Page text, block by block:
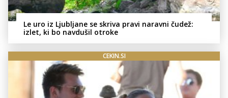
Le uro iz Ljubljane se skriva pravi naravni čudež:
izlet, ki bo navdušil otroke
CEKIN.SI